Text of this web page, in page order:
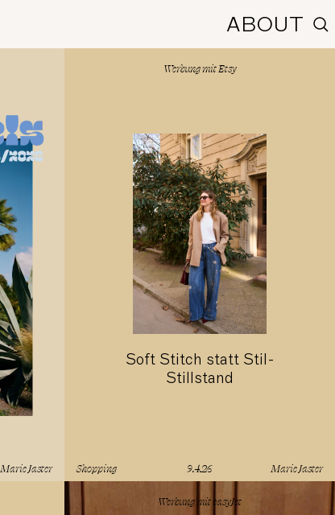
ABOUT
Marie Jaster
Soft Stitch statt Stil-
Stillstand
Shopping 9.4.26 Marie Jaster
Werbung mitEtsy
Werbung miteasyJet